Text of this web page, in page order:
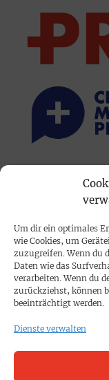
Um dir ein optimales
wie Cookies, um
zuzugreifen. Wenn du
Daten wie das
verarbeiten. Wenn du
zurückziehst, können
beeinträchtigt werden.
Dienste verwalten
Mediadaten
PROKOMPAKT
Impressum
SPENDEN
Datenschutz